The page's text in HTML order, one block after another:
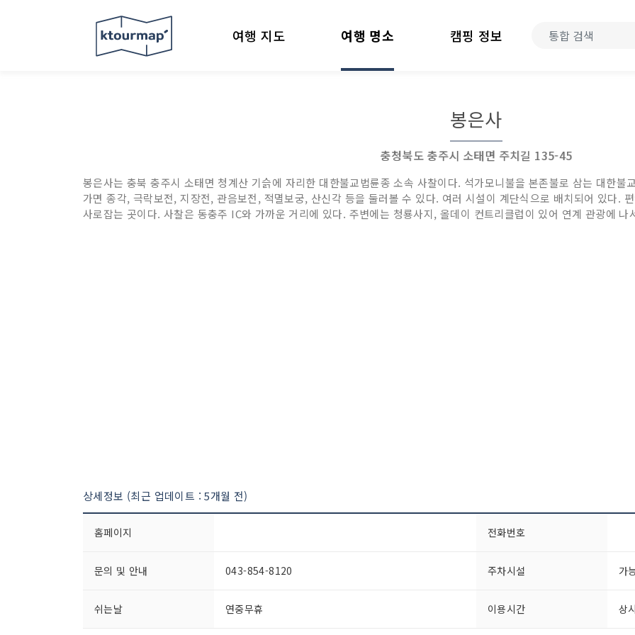
여행 지도 여행 명소 캠핑 정보
봉은사
충청북도 충주시 소태면 주치길 135-45
봉은사는 충북 충주시 소태면 청계산 기슭에 자리한 대한불교법륜종 소속 사찰이다. 석가모니불을 본존불로 삼는 대한불
가면 종각, 극락보전, 지장전, 관음보전, 적멸보궁, 산신각 등을 둘러볼 수 있다. 여러 시설이 계단식으로 배치되어 있다.
사로잡는 곳이다. 사찰은 동충주 IC와 가까운 거리에 있다. 주변에는 청룡사지, 올데이 컨트리클럽이 있어 연계 관광에 나
상세정보 (최근 업데이트 : 5개월 전)
홈페이지 전화번호
문의 및 안내 043-854-8120 주차시설 가
쉬는날 연중무휴 이용시간 상